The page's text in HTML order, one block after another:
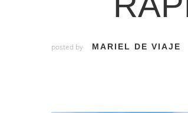
posted by MARIEL DE VIAJE